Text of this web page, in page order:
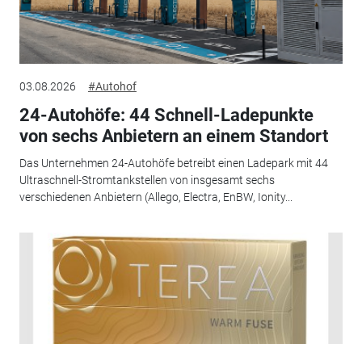
03.08.2026 #Autohof
24-Autohöfe: 44 Schnell-Ladepunkte
von sechs Anbietern an einem Standort
Das Unternehmen 24-Autohöfe betreibt einen Ladepark mit 44
Ultraschnell-Stromtankstellen von insgesamt sechs
verschiedenen Anbietern (Allego, Electra, EnBW, Ionity...